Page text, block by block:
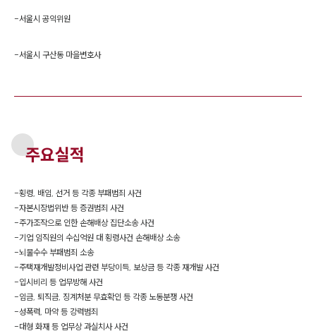
-서울시 공익위원
-서울시 구산동 마을변호사
주요실적
-횡령, 배임, 선거 등 각종 부패범죄 사건
-자본시장법위반 등 증권범죄 사건
-주가조작으로 인한 손해배상 집단소송 사건
-기업 임직원의 수십억원 대 횡령사건 손해배상 소송
-뇌물수수 부패범죄 소송
-주택재개발정비사업 관련 부당이득, 보상금 등 각종 재개발 사건
-입시비리 등 업무방해 사건
-임금, 퇴직금, 징계처분 무효확인 등 각종 노동분쟁 사건
-성폭력, 마약 등 강력범죄
-대형 화재 등 업무상 과실치사 사건